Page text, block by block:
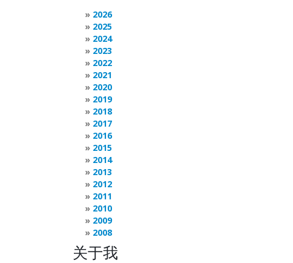
2026
2025
2024
2023
2022
2021
2020
2019
2018
2017
2016
2015
2014
2013
2012
2011
2010
2009
2008
关于我